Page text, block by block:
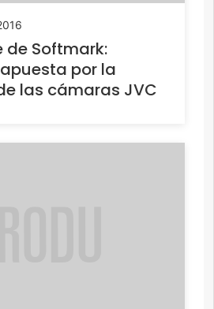
Softmark:
por la
las cámaras JVC